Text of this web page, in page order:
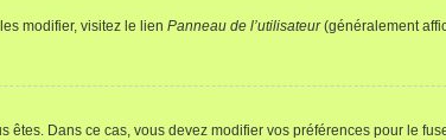
modifier, visitez le lien Panneau de l’utilisateur(généralement
Dans ce cas, vous devez modifier vos préférences pour le